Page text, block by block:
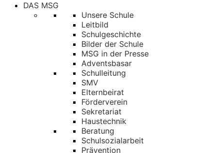
DAS MSG
Unsere Schule
Leitbild
Schulgeschichte
Bilder der Schule
MSG in der Presse
Adventsbasar
Schulleitung
SMV
Elternbeirat
Förderverein
Sekretariat
Haustechnik
Beratung
Schulsozialarbeit
Prävention